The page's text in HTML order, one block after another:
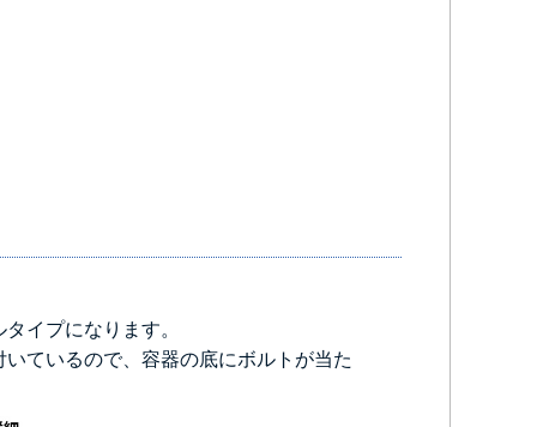
イプになります。
いているので、容器の底にボルトが当た